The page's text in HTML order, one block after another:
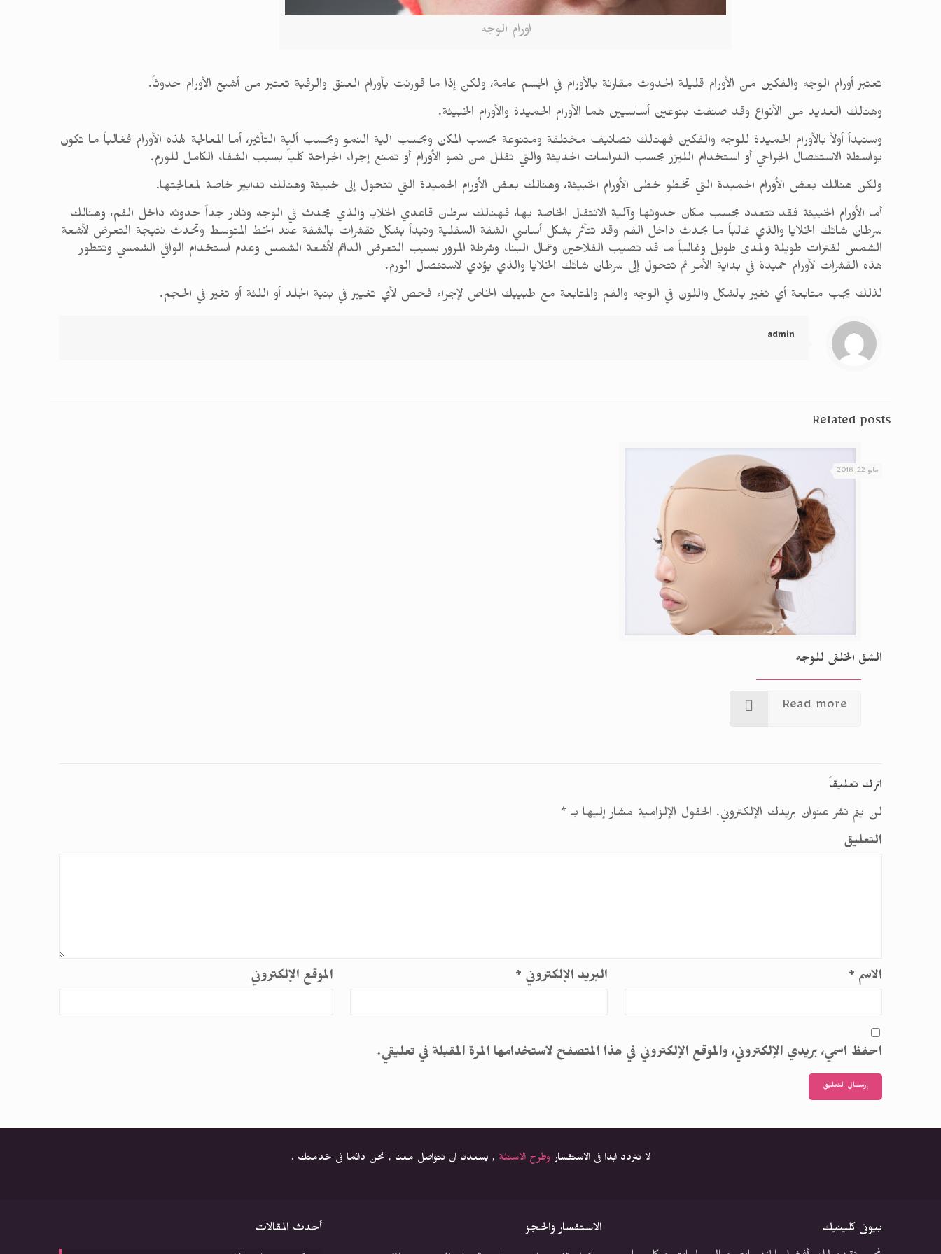
اورام الوجه
تعتبر أورام الوجه والفكين من الأورام قليلة الحدوث مقارنة بالأورام في الجسم عامة، ولكن إذا ما قورنت بأورام العنق والرقبة تعتبر من أشيع الأورام حدوثاً.
وهنالك العديد من الأنواع وقد صنفت بنوعين أساسيين هما الأورام الحميدة والأورام الخبيثة.
وسنبدأ أولاً بالأورام الحميدة للوجه والفكين فهنالك تصانيف مختلفة ومتنوعة بحسب المكان وبحسب آلية النمو وبحسب ألية التأثير، أما المعالجة لهذه الأورام فغالباً ما تكون
بواسطة الاستئصال الجراحي أو استخدام الليزر بحسب الدراسات الحديثة والتي تقلل من نمو الأورام أو تمنع إجراء الجراحة كلياً بسبب الشفاء الكامل للورم.
ولكن هنالك بعض الأورام الحميدة التي تخطو خطى الأورام الخبيثة، وهنالك بعض الأورام الحميدة التي تتحول إلى خبيثة وهنالك تدابير خاصة لمعالجتها.
أما الأورام الخبيثة فقد تتعدد بحسب مكان حدوثها وآلية الانتقال الخاصة بها، فهنالك سرطان قاعدي الخلايا والذي يحدث في الوجه ونادر جداً حدوثه داخل الفم، وهنالك
سرطان شائك الخلايا والذي غالباً ما يحدث داخل الفم وقد تتأثر بشكل أساسي الشفة السفلية وتبدأ بشكل تقشرات بالشفة عند الخط المتوسط وتحدث نتيجة التعرض لأشعة
الشمس لفترات طويلة ولمدى طويل وغالباً ما قد تصيب الفلاحين وعمال البناء وشرطة المرور بسبب التعرض الدائم لأشعة الشمس وعدم استخدام الواقي الشمسي وتتطور
هذه القشرات لأورام حميدة في بداية الأمر ثم تتحول إلى سرطان شائك الخلايا والذي يؤدي لاستئصال الورم.
لذلك يجب متابعة أي تغير بالشكل واللون في الوجه والفم والمتابعة مع طبيبك الخاص لإجراء فحص لأي تغيير في بنية الجلد أو اللثة أو تغير في الحجم.
admin
Related posts
مايو 22, 2018
الشق الخلقى للوجه
Read more
اترك تعليقاً
لن يتم نشر عنوان بريدك الإلكتروني. الحقول الإلزامية مشار إليها بـ *
التعليق
الاسم * البريد الإلكتروني * الموقع الإلكتروني
احفظ اسمي، بريدي الإلكتروني، والموقع الإلكتروني في هذا المتصفح لاستخدامها المرة المقبلة في تعليقي.
لا تتردد ابدا فى الاستفسار وطرح الاسئلة , يسعدنا ان تتواصل معنا , نحن دائما فى خدمتك .
بيوتى كلينيك الاستفسار والحجز أحدث المقالات